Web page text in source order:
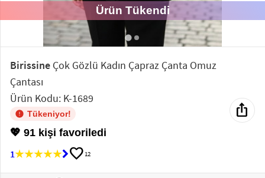
Tunik
Sweatshirt
Ürün Tükendi
Birissine Çok Gözlü Kadın Çapraz Çanta Omuz
Çantası
Ürün Kodu: K-1689
Tükeniyor!
💖 91 kişi favoriledi
1
favorite12
ios_share